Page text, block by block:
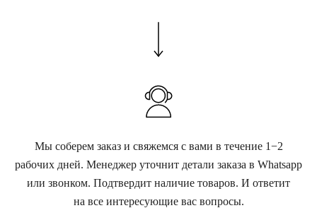
Мы соберем заказ и свяжемся с вами в течение 1−2
рабочих дней. Менеджер уточнит детали заказа в Whatsapp
или звонком. Подтвердит наличие товаров. И ответит
на все интересующие вас вопросы.